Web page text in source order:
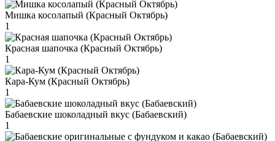
Мишка косолапый (Красный Октябрь)
1
Красная шапочка (Красный Октябрь)
1
Кара-Кум (Красный Октябрь)
1
Бабаевские шоколадный вкус (Бабаевский)
1